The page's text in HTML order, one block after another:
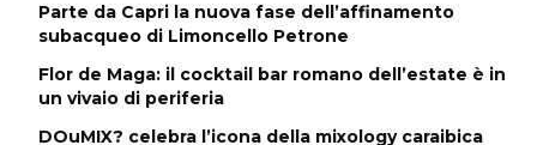
Parte da Capri la nuova fase dell’affinamento
subacqueo di Limoncello Petrone
Flor de Maga: il cocktail bar romano dell’estate è in
un vivaio di periferia
DOuMIX? celebra l’icona della mixology caraibica